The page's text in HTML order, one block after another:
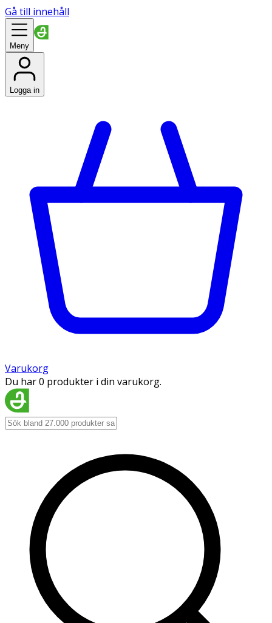
Gå till innehåll
Meny
Logga in
Varukorg
Du har 0 produkter i din varukorg.